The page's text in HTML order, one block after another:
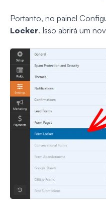
Portanto, no painel
Locker. Isso abrirá um